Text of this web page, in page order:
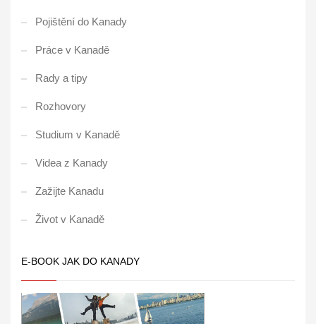
Pojištění do Kanady
Práce v Kanadě
Rady a tipy
Rozhovory
Studium v Kanadě
Videa z Kanady
Zažijte Kanadu
Život v Kanadě
E-BOOK JAK DO KANADY